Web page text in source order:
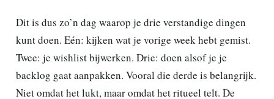
Dit is dus zo’n dag waarop je drie verstandige dingen
kunt doen. Eén: kijken wat je vorige week hebt gemist.
Twee: je wishlist bijwerken. Drie: doen alsof je je
backlog gaat aanpakken. Vooral die derde is belangrijk.
Niet omdat het lukt, maar omdat het ritueel telt. De